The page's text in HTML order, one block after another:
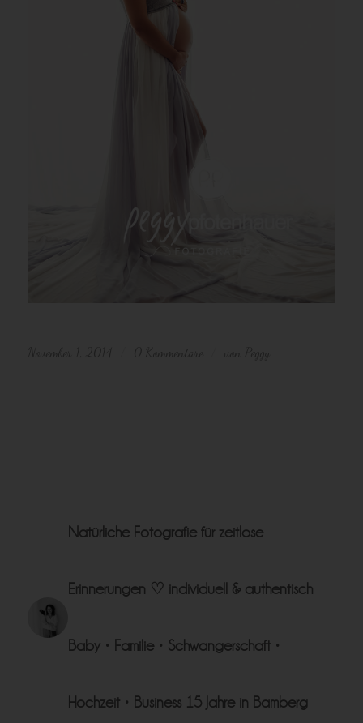
Natürliche Fotografie für zeitlose
Erinnerungen ♡ individuell & authentisch
Baby • Familie • Schwangerschaft •
Hochzeit • Business15 Jahre in Bamberg